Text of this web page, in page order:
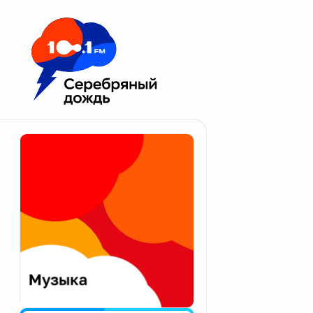
Москва 100.1 FM
Апатиты
Екатеринбург
Калининград
Калуга